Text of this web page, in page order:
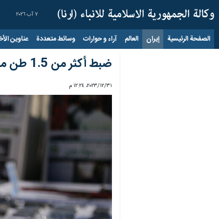
٧ آب ٢٠٢٦
الصفحة الرئيسية إيران العالم آراء و حوارات وسائط متعددة عناوين
ضبط أكثر من 1.5 طن من المخدرات في سيستان وبلوشستان
٣١‏/١٢‏/٢٠٢٣، ١٢:٢٤ م